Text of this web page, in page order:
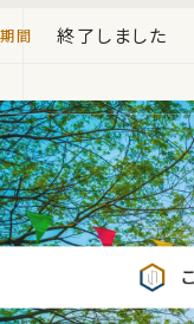
終了しました